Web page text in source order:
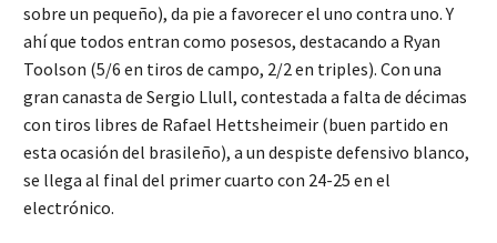
sobre un pequeño), da pie a favorecer el uno contra uno. Y
ahí que todos entran como posesos, destacando a Ryan
Toolson (5/6 en tiros de campo, 2/2 en triples). Con una
gran canasta de Sergio Llull, contestada a falta de décimas
con tiros libres de Rafael Hettsheimeir (buen partido en
esta ocasión del brasileño), a un despiste defensivo blanco,
se llega al final del primer cuarto con 24-25 en el
electrónico.